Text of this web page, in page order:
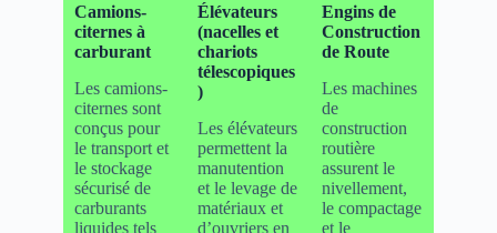
Camions-
citernes à
carburant
Les camions-
citernes sont
conçus pour
le transport et
le stockage
sécurisé de
carburants
liquides tels
Élévateurs
(nacelles et
chariots
télescopiques
)
Les élévateurs
permettent la
manutention
et le levage de
matériaux et
d’ouvriers en
Engins de
Construction
de Route
Les machines
de
construction
routière
assurent le
nivellement,
le compactage
et le